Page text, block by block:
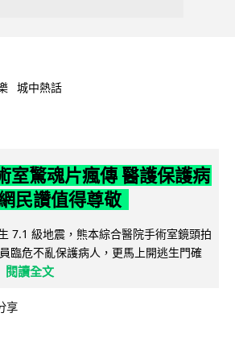
城中熱話
室驚魂片瘋傳 醫護保護病
民讚值得尊敬
7.1 級地震，熊本綜合醫院手術室鏡頭拍
臨危不亂保護病人，更馬上開逃生門確
閱讀全文
享